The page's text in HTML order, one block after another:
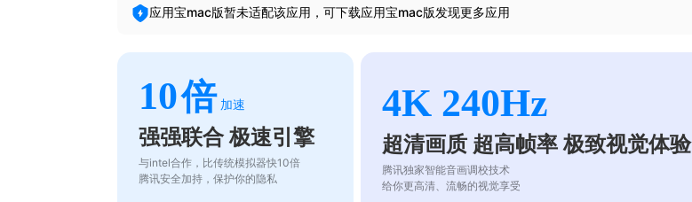
应用宝mac版暂未适配该应用，可下载应用宝mac版发现更多应用
10倍 加速
强强联合 极速引擎
与intel合作，比传统模拟器快10倍
腾讯安全加持，保护你的隐私
4K 240Hz
超清画质 超高帧率 极致视觉体验
腾讯独家智能音画调校技术
给你更高清、流畅的视觉享受